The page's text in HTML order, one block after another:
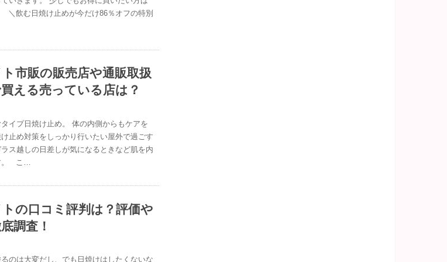
＼飲む日焼け止めが今だけ86％オフの特別
市販の販売店や通販取扱
える売っている店は？
イプ日焼け止め。 体の内側からもケアを
止め対策をしっかり行いたい屋外で過ごす
ス越しの日差しが気になるときなど肌を内
。 こ…
の口コミ評判は？評価や
調査！
のは大変だし、でも日焼けはしたくないな